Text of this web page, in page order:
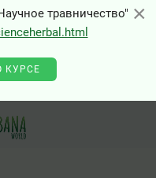
×
травничество"
КУРСЕ
×